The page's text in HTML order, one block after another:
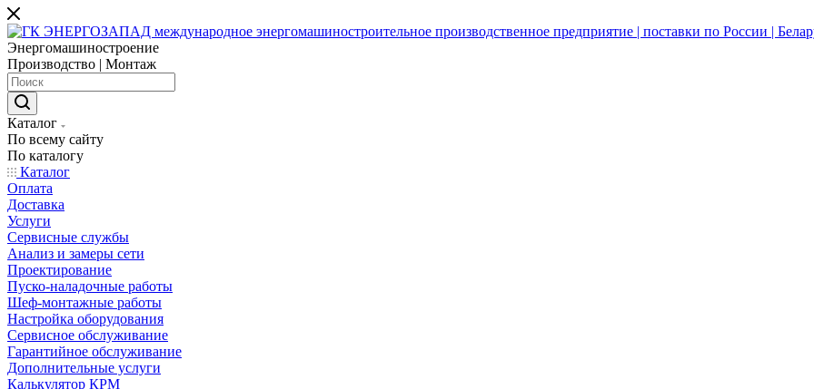
Энергомашиностроение
Производство | Монтаж
Каталог
По всему сайту
По каталогу
Каталог
Оплата
Доставка
Услуги
Сервисные службы
Анализ и замеры сети
Проектирование
Пуско-наладочные работы
Шеф-монтажные работы
Настройка оборудования
Сервисное обслуживание
Гарантийное обслуживание
Дополнительные услуги
Калькулятор КРМ